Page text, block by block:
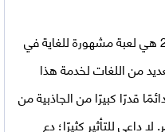
هي لعبة مشهورة للغاية في
من اللغات لخدمة هذا
قدرًا كبيرًا من الجاذبية من
داعي للتأثير كثيرًا؛ دع